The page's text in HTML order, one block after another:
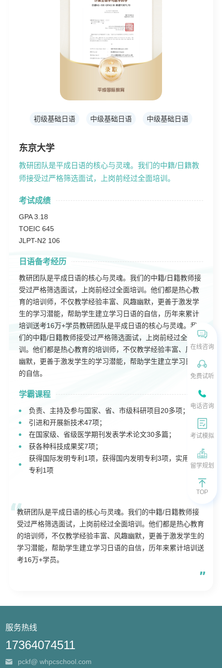
初级基础日语 中级基础日语 中级基础日语
东京大学
教研团队是平成日语的核心与灵魂。我们的中籍/日籍教
师接受过严格筛选面试，上岗前经过全面培训。
考试成绩
GPA 3.18
TOEIC 645
JLPT-N2 106
日语备考经历
教研团队是平成日语的核心与灵魂。我们的中籍/日籍教师接
受过严格筛选面试，上岗前经过全面培训。他们都是热心教
育的培训师，不仅教学经验丰富、风趣幽默，更善于激发学
生的学习潜能，帮助学生建立学习日语的自信，历年来累计
培训送考16万+学员教研团队是平成日语的核心与灵魂。我
们的中籍/日籍教师接受过严格筛选面试，上岗前经过全面培
训。他们都是热心教育的培训师，不仅教学经验丰富、风趣
幽默，更善于激发学生的学习潜能，帮助学生建立学习日语
的自信。
学霸课程
负责、主持及参与国家、省、市级科研项目20多项；
引进和开展新技术47项；
在国家级、省级医学期刊发表学术论文30多篇；
获各种科技成果奖7项；
获得国际发明专利1项，获得国内发明专利3项，实用新型
专利1项
教研团队是平成日语的核心与灵魂。我们的中籍/日籍教师接
受过严格筛选面试，上岗前经过全面培训。他们都是热心教育
的培训师，不仅教学经验丰富、风趣幽默，更善于激发学生的
学习潜能，帮助学生建立学习日语的自信，历年来累计培训送
考16万+学员。
服务热线
17364074511
pckf@ whpcschool.com
在线咨询
免费试听
电话咨询
考试模拟
留学规划
TOP